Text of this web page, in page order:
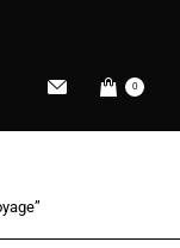
0